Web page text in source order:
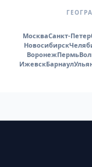
МоскваСанкт-
Новосибирск
ВоронежПермь
ИжевскБарнаул